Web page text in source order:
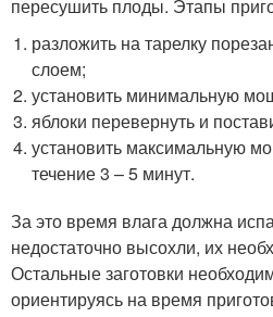
пересушить плоды. Этапы
разложить на тарелку
слоем;
установить минимальную
яблоки перевернуть и
установить максимальную
течение 3 – 5 минут.
За это время влага должна
недостаточно высохли, их
Остальные заготовки
ориентируясь на время